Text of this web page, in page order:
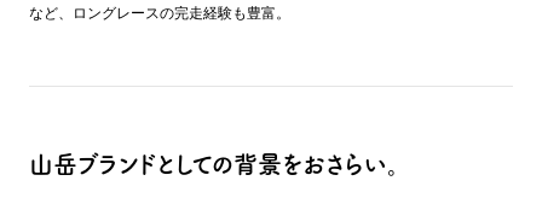
など、ロングレースの完走経験も豊富。
山岳ブランドとしての背景をおさらい。